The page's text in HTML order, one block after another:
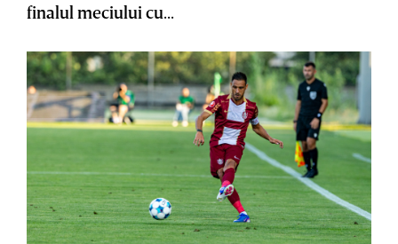
finalul meciului cu...